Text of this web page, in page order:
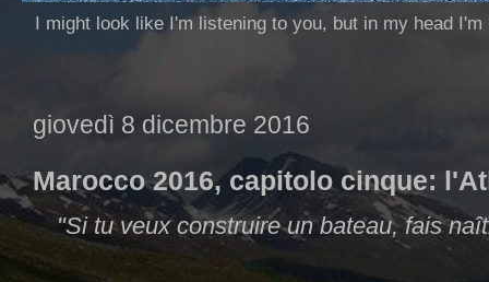
I might look like I'm listening to you, but in my head
giovedì 8 dicembre 2016
Marocco 2016, capitolo cinque:
"Si tu veux construire un bateau, fais